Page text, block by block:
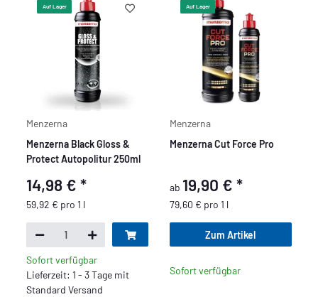
Auf Lager
Menzerna
Menzerna Black Gloss &
Protect Autopolitur 250ml
14,98 €*
59,92 € pro 1 l
Sofort verfügbar
Lieferzeit: 1 - 3 Tage mit
Standard Versand
Auf Lager
Menzerna
Menzerna Cut Force Pro
ab 19,90 € *
79,60 € pro 1 l
Zum Artikel
Sofort verfügbar